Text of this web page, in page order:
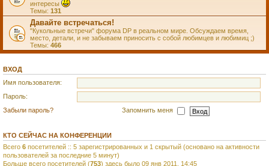
интересы
Темы: 131
Давайте встречаться!
"Кукольные встречи" форума DP в реальном мире. Обсуждаем время,
место, детали, и не забываем приносить с собой любимцев и любимиц ;)
Темы: 466
ВХОД
Имя пользователя:
Пароль:
Забыли пароль?
Запомнить меня
КТО СЕЙЧАС НА КОНФЕРЕНЦИИ
Всего 6 посетителей :: 5 зарегистрированных и 1 скрытый (основано на активности
пользователей за последние 5 минут)
Больше всего посетителей (753) здесь было 09 янв 2011, 14:45